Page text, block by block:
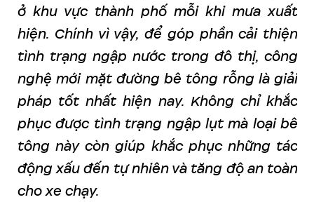
ở khu vực thành phố mỗi khi mưa xuất
hiện. Chính vì vậy, để góp phần cải thiện
tình trạng ngập nước trong đô thị, công
nghệ mới mặt đường bê tông rỗng là giải
pháp tốt nhất hiện nay. Không chỉ khắc
phục được tình trạng ngập lụt mà loại bê
tông này còn giúp khắc phục những tác
động xấu đến tự nhiên và tăng độ an toàn
cho xe chạy.